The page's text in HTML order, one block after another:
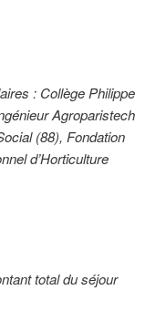
: Collège Philippe
Agroparistech
(88), Fondation
d’Horticulture
total du séjour